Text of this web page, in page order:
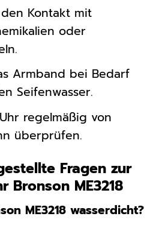
Kontakt mit
oder
Armband bei Bedarf
Seifenwasser.
regelmäßig von
überprüfen.
Fragen zur
Bronson ME3218
ME3218 wasserdicht?